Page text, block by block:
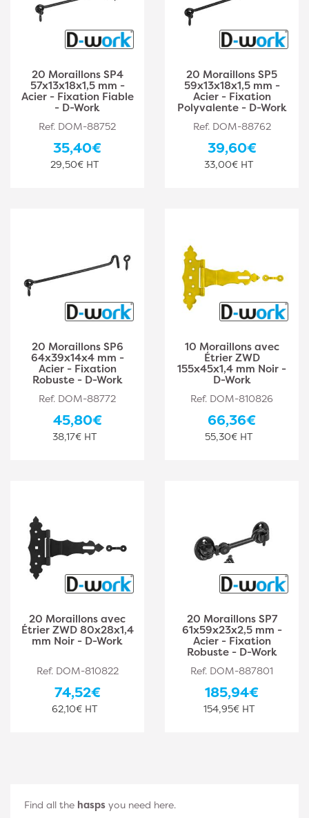
20 Moraillons SP4
57x13x18x1,5 mm -
Acier - Fixation Fiable
- D-Work
Ref. DOM-88752
35,40€
29,50€ HT
20 Moraillons SP5
59x13x18x1,5 mm -
Acier - Fixation
Polyvalente - D-Work
Ref. DOM-88762
39,60€
33,00€ HT
20 Moraillons SP6
64x39x14x4 mm -
Acier - Fixation
Robuste - D-Work
Ref. DOM-88772
45,80€
38,17€ HT
10 Moraillons avec
Étrier ZWD
155x45x1,4 mm Noir -
D-Work
Ref. DOM-810826
66,36€
55,30€ HT
20 Moraillons avec
Étrier ZWD 80x28x1,4
mm Noir - D-Work
Ref. DOM-810822
74,52€
62,10€ HT
20 Moraillons SP7
61x59x23x2,5 mm -
Acier - Fixation
Robuste - D-Work
Ref. DOM-887801
185,94€
154,95€ HT
Find all the hasps you need here.